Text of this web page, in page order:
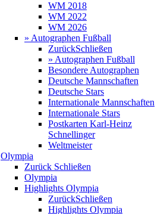
WM 2018
WM 2022
WM 2026
» Autographen Fußball
ZurückSchließen
» Autographen Fußball
Besondere Autographen
Deutsche Mannschaften
Deutsche Stars
Internationale Mannschaften
Internationale Stars
Postkarten Karl-Heinz
Schnellinger
Weltmeister
Olympia
Zurück Schließen
Olympia
Highlights Olympia
ZurückSchließen
Highlights Olympia